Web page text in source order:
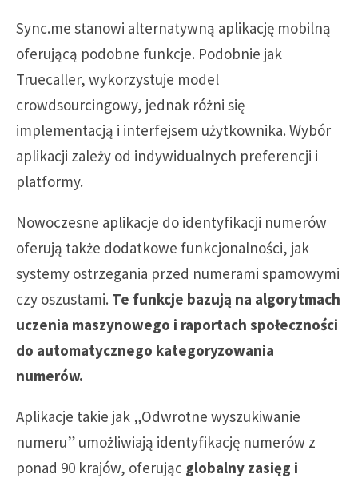
Sync.me stanowi alternatywną aplikację mobilną
oferującą podobne funkcje. Podobnie jak
Truecaller, wykorzystuje model
crowdsourcingowy, jednak różni się
implementacją i interfejsem użytkownika. Wybór
aplikacji zależy od indywidualnych preferencji i
platformy.
Nowoczesne aplikacje do identyfikacji numerów
oferują także dodatkowe funkcjonalności, jak
systemy ostrzegania przed numerami spamowymi
czy oszustami. Te funkcje bazują na algorytmach
uczenia maszynowego i raportach społeczności
do automatycznego kategoryzowania
numerów.
Aplikacje takie jak „Odwrotne wyszukiwanie
numeru” umożliwiają identyfikację numerów z
ponad 90 krajów, oferując globalny zasięg i